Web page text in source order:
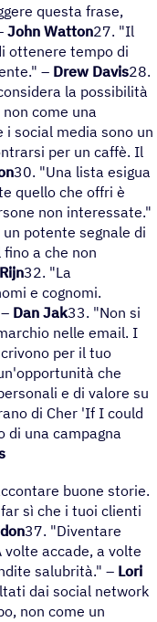
questa frase,
John Watton27. "Il
ottenere tempo di
– Drew Davis28.
la possibilità
come una
i social media sono un
per un caffè. Il
30. "Una lista esigua
quello che offri è
non interessate."
potente segnale di
a che non
32. "La
e cognomi.
Dan Jak33. "Non si
nelle email. I
per il tuo
che
e di valore su
di Cher 'If I could
una campagna
buone storie.
sì che i tuoi clienti
37. "Diventare
accade, a volte
salubrità." – Lori
dai social network
non come un